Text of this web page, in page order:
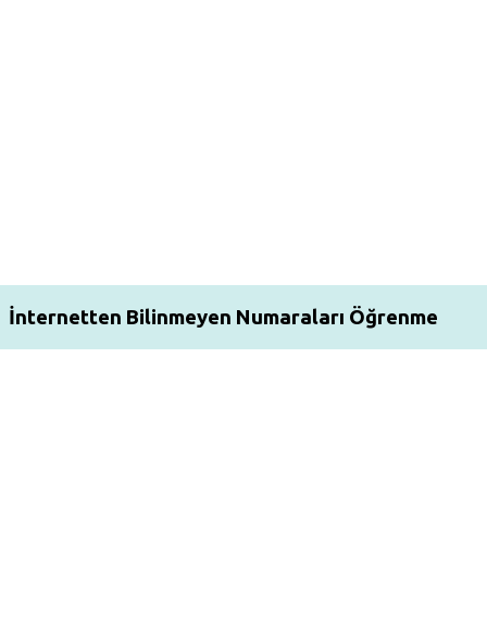
İnternetten Bilinmeyen Numaraları Öğrenme